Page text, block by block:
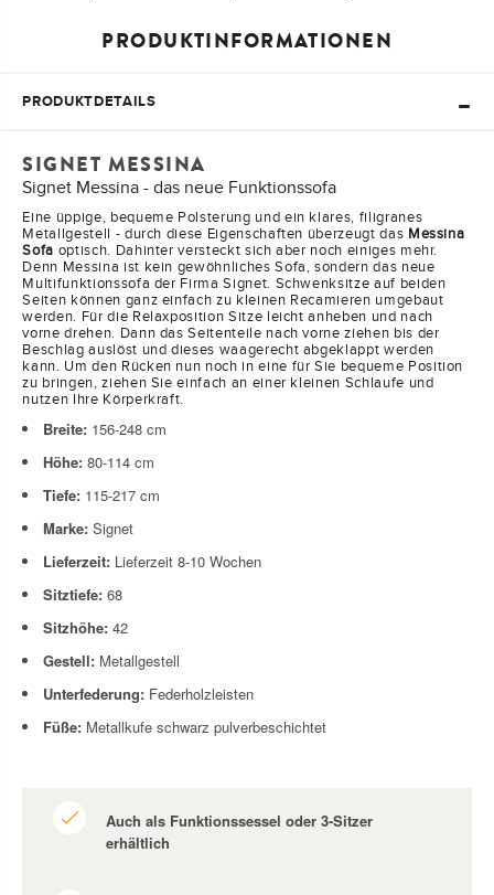
PRODUKTINFORMATIONEN
PRODUKTDETAILS
SIGNET MESSINA
Signet Messina - das neue Funktionssofa
Eine üppige, bequeme Polsterung und ein klares, filigranes
Metallgestell - durch diese Eigenschaften überzeugt das Messina
Sofa optisch. Dahinter versteckt sich aber noch einiges mehr.
Denn Messina ist kein gewöhnliches Sofa, sondern das neue
Multifunktionssofa der Firma Signet. Schwenksitze auf beiden
Seiten können ganz einfach zu kleinen Recamieren umgebaut
werden. Für die Relaxposition Sitze leicht anheben und nach
vorne drehen. Dann das Seitenteile nach vorne ziehen bis der
Beschlag auslöst und dieses waagerecht abgeklappt werden
kann. Um den Rücken nun noch in eine für Sie bequeme Position
zu bringen, ziehen Sie einfach an einer kleinen Schlaufe und
nutzen Ihre Körperkraft.
Breite: 156-248 cm
Höhe: 80-114 cm
Tiefe: 115-217 cm
Marke: Signet
Lieferzeit: Lieferzeit 8-10 Wochen
Sitztiefe: 68
Sitzhöhe: 42
Gestell: Metallgestell
Unterfederung: Federholzleisten
Füße: Metallkufe schwarz pulverbeschichtet
Auch als Funktionssessel oder 3-Sitzer
erhältlich